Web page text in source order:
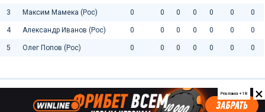
3 Максим Мамека (Рос) 0 0 0 0 0 0 0
4 Александр Иванов (Рос) 0 0 0 0 0 0 0
5 Олег Попов (Рос) 0 0 0 0 0 0 0
×
Реклама +18